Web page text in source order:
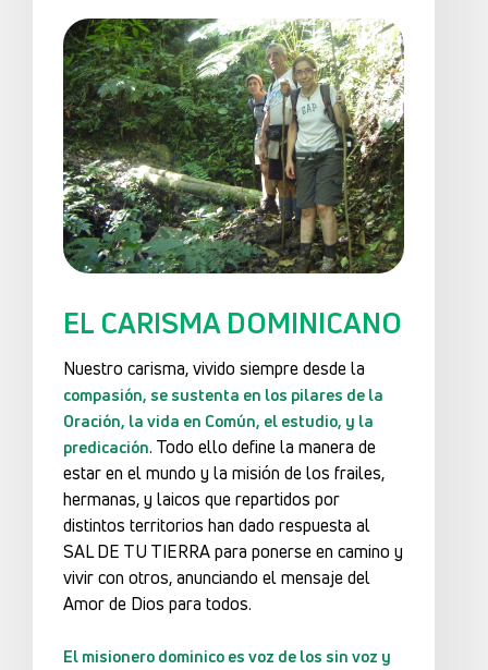
EL CARISMA DOMINICANO
Nuestro carisma, vivido siempre desde la
compasión, se sustenta en los pilares de la
Oración, la vida en Común, el estudio, y la
predicación. Todo ello define la manera de
estar en el mundo y la misión de los frailes,
hermanas, y laicos que repartidos por
distintos territorios han dado respuesta al
SAL DE TU TIERRA para ponerse en camino y
vivir con otros, anunciando el mensaje del
Amor de Dios para todos.
El misionero dominico es voz de los sin voz y